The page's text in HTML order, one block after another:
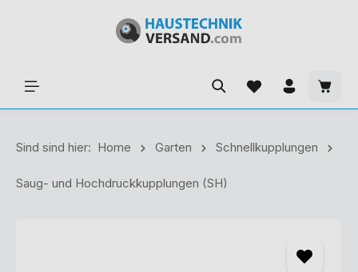
Sind sind hier: Home Garten Schnellkupplungen
Saug- und Hochdruckkupplungen (SH)